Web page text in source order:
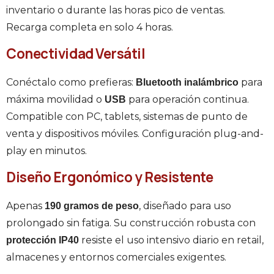
inventario o durante las horas pico de ventas.
Recarga completa en solo 4 horas.
Conectividad Versátil
Conéctalo como prefieras: Bluetooth inalámbrico para
máxima movilidad o USB para operación continua.
Compatible con PC, tablets, sistemas de punto de
venta y dispositivos móviles. Configuración plug-and-
play en minutos.
Diseño Ergonómico y Resistente
Apenas 190 gramos de peso, diseñado para uso
prolongado sin fatiga. Su construcción robusta con
protección IP40 resiste el uso intensivo diario en retail,
almacenes y entornos comerciales exigentes.